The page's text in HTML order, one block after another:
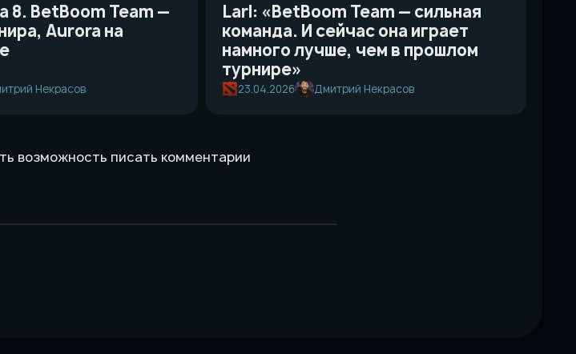
8. BetBoom Team —
Aurora на
Некрасов
Larl: «BetBoom Team — cильная
команда. И сейчас она играет
намного лучше, чем в прошлом
турнире»
23.04.2026 Дмитрий Некрасов
возможность писать комментарии